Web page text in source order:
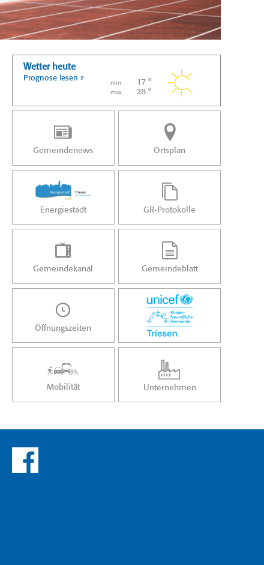
Wetter heute
Prognose lesen »
min 17 °
max 28 °
Gemeindenews Ortsplan
Energiestadt GR-Protokolle
Gemeindekanal Gemeindeblatt
Öffnungszeiten
Mobilität Unternehmen